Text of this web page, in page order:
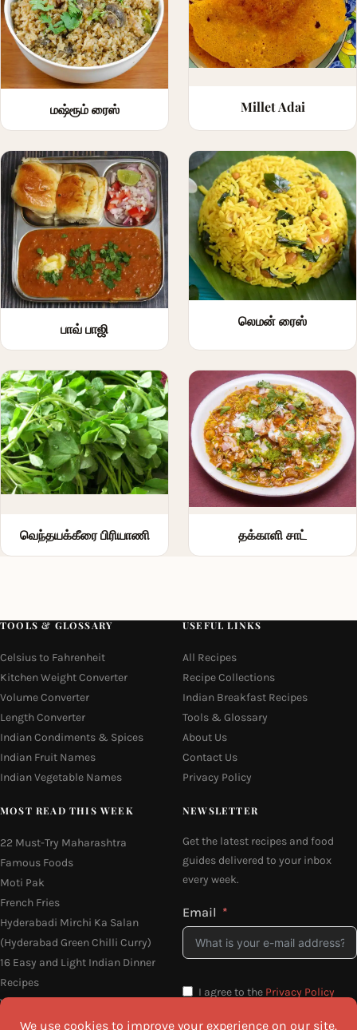
மஷ்ரூம் ரைஸ் Millet Adai
பாவ் பாஜி லெமன் ரைஸ்
வெந்தயக்கீரை பிரியாணி தக்காளி சாட்
TOOLS & GLOSSARY
Celsius to Fahrenheit
Kitchen Weight Converter
Volume Converter
Length Converter
Indian Condiments & Spices
Indian Fruit Names
Indian Vegetable Names
USEFUL LINKS
All Recipes
Recipe Collections
Indian Breakfast Recipes
Tools & Glossary
About Us
Contact Us
Privacy Policy
MOST READ THIS WEEK
22 Must-Try Maharashtra
Famous Foods
Moti Pak
French Fries
Hyderabadi Mirchi Ka Salan
(Hyderabad Green Chilli Curry)
16 Easy and Light Indian Dinner
Recipes
Why Do South Indian People Eat
on Banana Leaves
NEWSLETTER
Get the latest recipes and food
guides delivered to your inbox
every week.
Email
I agree to the Privacy Policy